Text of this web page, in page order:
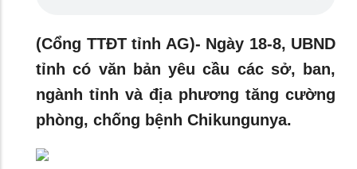
(Cổng TTĐT tỉnh AG)- Ngày 18-8, UBND
tỉnh có văn bản yêu cầu các sở, ban,
ngành tỉnh và địa phương tăng cường
phòng, chống bệnh Chikungunya.